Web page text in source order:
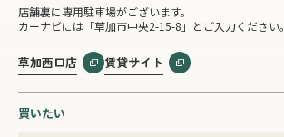
店舗裏に専用駐車場がございます。
カーナビには「草加市中央2-15-8」とご入力ください。
草加西口店 賃貸サイト
買いたい